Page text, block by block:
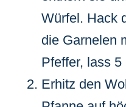
Würfel. Hack
die Garnelen
Pfeffer, lass
Erhitz den